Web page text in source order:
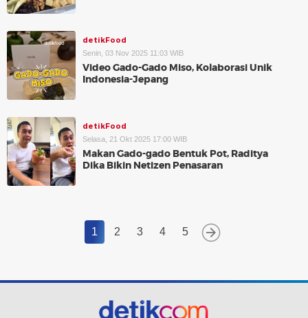
detikFood
Senin, 03 Nov 2025 11:03 WIB
Video Gado-Gado Miso, Kolaborasi Unik
Indonesia-Jepang
detikFood
Selasa, 21 Okt 2025 17:00 WIB
Makan Gado-gado Bentuk Pot, Raditya
Dika Bikin Netizen Penasaran
1 2 3 4 5